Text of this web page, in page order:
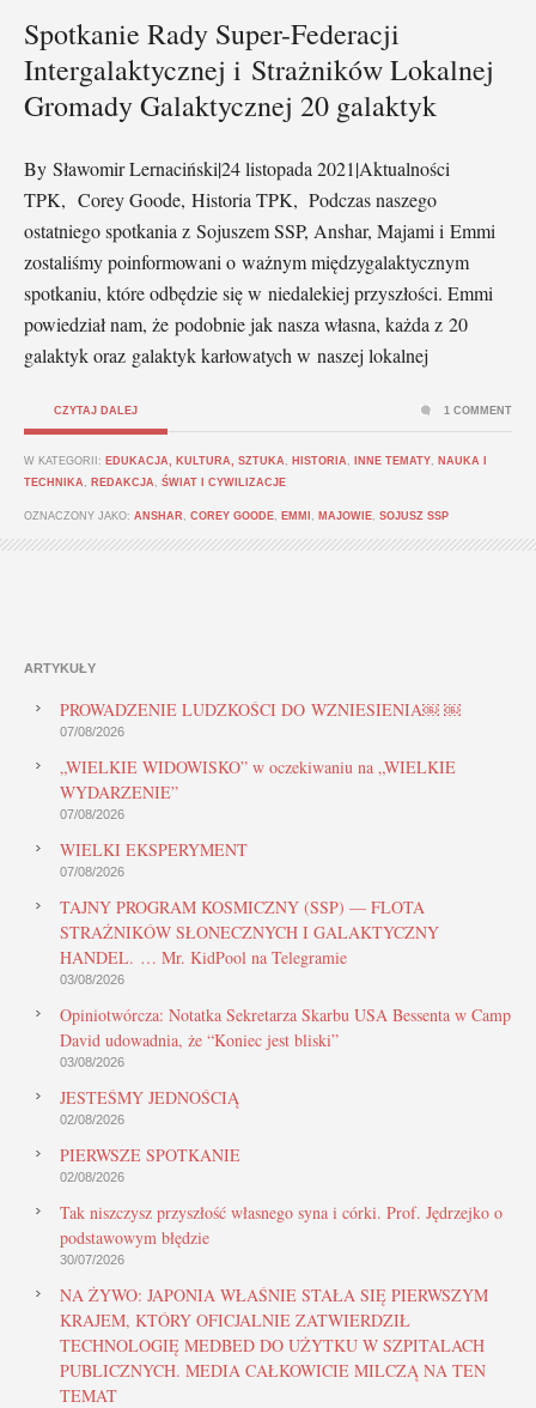
Spotkanie Rady Super-Federacji
Intergalaktycznej i Strażników Lokalnej
Gromady Galaktycznej 20 galaktyk
By Sławomir Lernaciński|24 listopada 2021|Aktualności
TPK, Corey Goode, Historia TPK, Podczas naszego
ostatniego spotkania z Sojuszem SSP, Anshar, Majami i Emmi
zostaliśmy poinformowani o ważnym międzygalaktycznym
spotkaniu, które odbędzie się w niedalekiej przyszłości. Emmi
powiedział nam, że podobnie jak nasza własna, każda z 20
galaktyk oraz galaktyk karłowatych w naszej lokalnej
CZYTAJ DALEJ
W KATEGORII: EDUKACJA, KULTURA, SZTUKA HISTORIA INNE TEMATY
NAUKA I
TECHNIKA
REDAKCJA ŚWIAT I CYWILIZACJE
OZNACZONY JAKO: ANSHAR COREY GOODE EMMI MAJOWIE SOJUSZ SSP
1 COMMENT
ARTYKUŁY
PROWADZENIE LUDZKOŚCI DO WZNIESIENIA￼ ￼
07/08/2026
„WIELKIE WIDOWISKO” w oczekiwaniu na „WIELKIE
WYDARZENIE”
07/08/2026
WIELKI EKSPERYMENT
07/08/2026
TAJNY PROGRAM KOSMICZNY (SSP) — FLOTA
STRAŻNIKÓW SŁONECZNYCH I GALAKTYCZNY
HANDEL. … Mr. KidPool na Telegramie
03/08/2026
Opiniotwórcza: Notatka Sekretarza Skarbu USA Bessenta w Camp
David udowadnia, że “Koniec jest bliski”
03/08/2026
JESTEŚMY JEDNOŚCIĄ
02/08/2026
PIERWSZE SPOTKANIE
02/08/2026
Tak niszczysz przyszłość własnego syna i córki. Prof. Jędrzejko o
podstawowym błędzie
30/07/2026
NA ŻYWO: JAPONIA WŁAŚNIE STAŁA SIĘ PIERWSZYM
KRAJEM, KTÓRY OFICJALNIE ZATWIERDZIŁ
TECHNOLOGIĘ MEDBED DO UŻYTKU W SZPITALACH
PUBLICZNYCH. MEDIA CAŁKOWICIE MILCZĄ NA TEN
TEMAT